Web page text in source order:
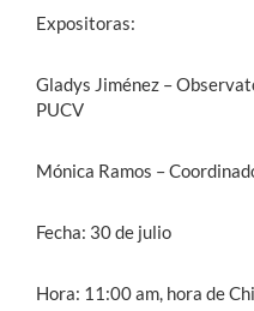
Expositoras:
Gladys Jiménez –
PUCV
Mónica Ramos –
Fecha: 30 de julio
Hora: 11:00 am, hora de